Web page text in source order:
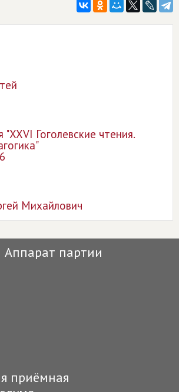
Гоголевские чтения.
Михайлович
партии
приёмная